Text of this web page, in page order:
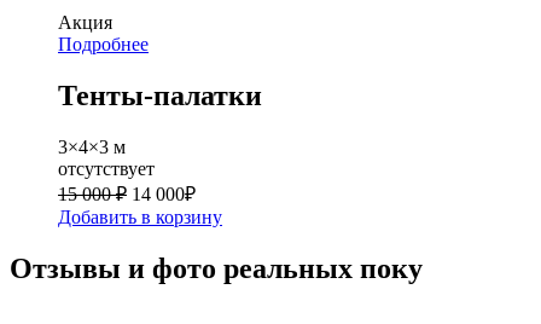
Акция
Подробнее
Тенты-палатки
3×4×3 м
отсутствует
15 000 ₽ 14 000₽
Добавить в корзину
Отзывы и фото реальных поку